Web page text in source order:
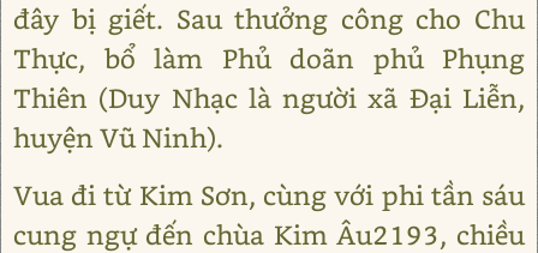
đây bị giết. Sau thưởng công cho Chu
Thực, bổ làm Phủ doãn phủ Phụng
Thiên (Duy Nhạc là người xã Đại Liễn,
huyện Vũ Ninh).
Vua đi từ Kim Sơn, cùng với phi tần sáu
cung ngự đến chùa Kim Âu2193, chiều